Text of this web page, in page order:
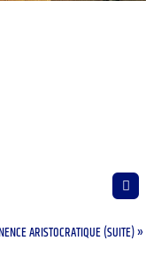
ARISTOCRATIQUE (SUITE) »